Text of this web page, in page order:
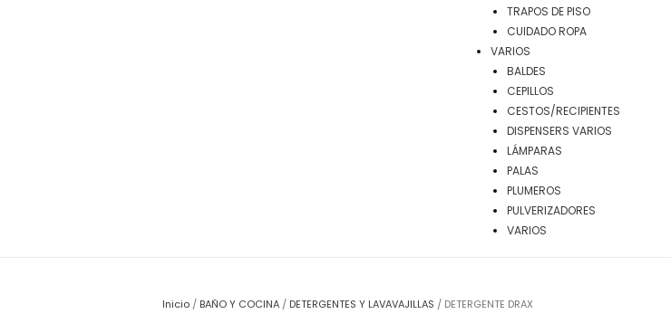
TRAPOS DE PISO
CUIDADO ROPA
VARIOS
BALDES
CEPILLOS
CESTOS/RECIPIENTES
DISPENSERS VARIOS
LÁMPARAS
PALAS
PLUMEROS
PULVERIZADORES
VARIOS
Inicio / BAÑO Y COCINA / DETERGENTES Y LAVAVAJILLAS / DETERGENTE DRAX